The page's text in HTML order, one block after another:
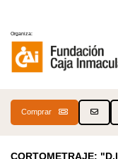
Organiza:
Comprar
CORTOMETRAJE: